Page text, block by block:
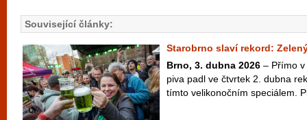
Související články:
Starobrno slaví rekord:
Brno, 3. dubna 2026 – Přímo
piva padl ve čtvrtek 2. dubna
tímto velikonočním speciálem.